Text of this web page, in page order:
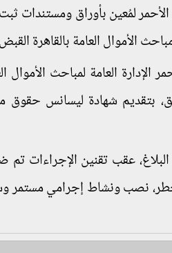
الأحمر لمُعين بأوراق ومستندات
الأموال العامة بالقاهرة
الأحمر الإدارة العامة لمباحث
بتقديم شهادة ليسانس حقوق
عقب تقنين الإجراءات تم
مسجل خطر، نصب ونشاط إجرامي